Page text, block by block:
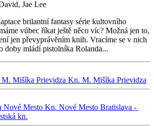
Jae Lee
brilantní fantasy série kultovního
vůbec říkat ještě něco víc? Možná jen to,
jen převyprávěním knih. Vracíme se v nich
doby mládí pistolníka Rolanda...
Mišíka Prievidza Kn. M. Mišíka Prievidza
Nové Mesto Kn. Nové Mesto Bratislava -
kn.